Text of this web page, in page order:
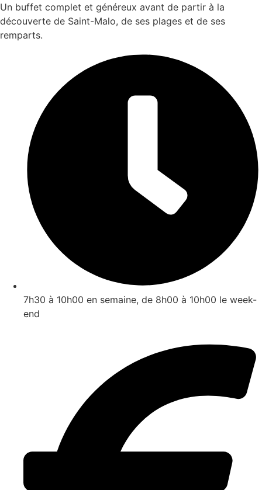
Un buffet complet et généreux avant de partir à la
découverte de Saint-Malo, de ses plages et de ses
remparts.
7h30 à 10h00 en semaine, de 8h00 à 10h00 le week-
end